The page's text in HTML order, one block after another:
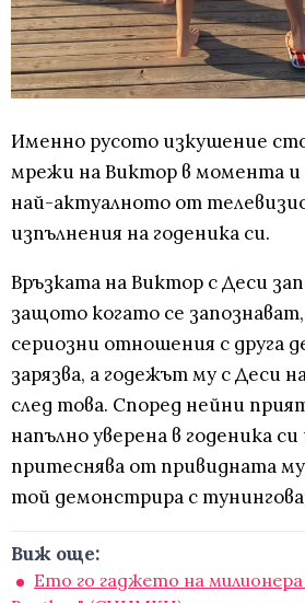
Именно русото изкушение
мрежи на Виктор в момента и
най-актуалното от
изпълнения на годеника си.
Връзката на Виктор с Деси
защото когато се
сериозни отношения с друга
зарязва, а годежът му с Деси
след това. Според нейни
напълно уверена в годеника си
притеснява от привидната
той демонстрира с
Виж още:
Ето го гаджето на